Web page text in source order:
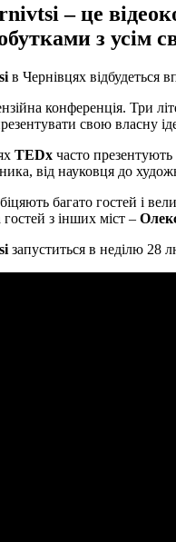
– це
з усім
в Чернівцях відбудеться
конференція. Три
свою власну
TEDx часто презентують
від науковця до
багато гостей і
гостей з інших міст –
запуститься в неділю 28